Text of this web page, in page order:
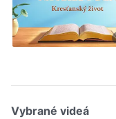
Vybrané videá